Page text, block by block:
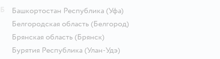
Башкортостан Республика (Уфа)
Белгородская область (Белгород)
Брянская область (Брянск)
Бурятия Республика (Улан-Удэ)